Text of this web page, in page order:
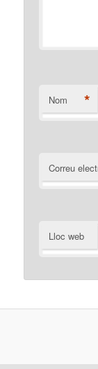
Nom *
Correu
Lloc web